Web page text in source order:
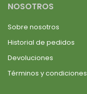
NOSOTROS
Sobre nosotros
Historial de pedidos
Devoluciones
Términos y condiciones